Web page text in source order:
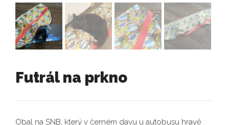
Futrál na prkno
Obal na SNB, který v černém davu u autobusu hravě